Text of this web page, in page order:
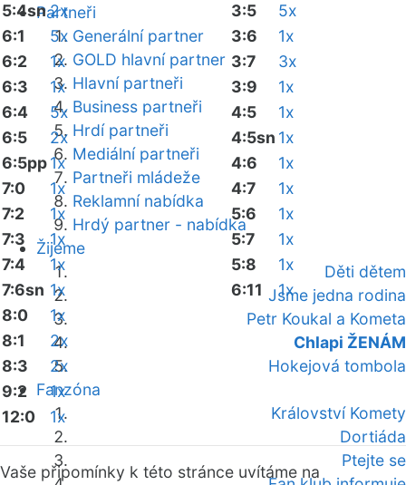
Partneři
Generální partner
GOLD hlavní partner
Hlavní partneři
Business partneři
Hrdí partneři
Mediální partneři
Partneři mládeže
Reklamní nabídka
Hrdý partner - nabídka
Žijeme
Děti dětem
Jsme jedna rodina
Petr Koukal a Kometa
Chlapi ŽENÁM
Hokejová tombola
Fanzóna
Království Komety
Dortiáda
Ptejte se
5:4sn2x
6:1
5x
6:2
1x
6:3
1x
6:4
5x
6:5
2x
6:5pp1x
7:0
1x
7:2
1x
7:3
1x
7:4
1x
7:6sn 1x
8:0
1x
8:1
2x
8:3
2x
9:2
1x
12:0
1x
3:5
5x
3:6
1x
3:7
3x
3:9
1x
4:5
1x
4:5sn 1x
4:6
1x
4:7
1x
5:6
1x
5:7
1x
5:8
1x
6:11
1x
Vaše připomínky k této stránce uvítáme na